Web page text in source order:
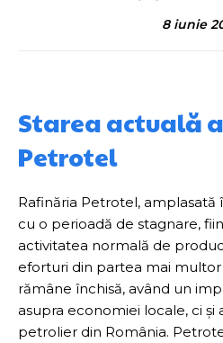
8 iunie
Starea actuală
Petrotel
Rafinăria Petrotel, amplasată
cu o perioadă de stagnare,
activitatea normală de
eforturi din partea mai
rămâne închisă, având un
asupra economiei locale, ci și
petrolier din România.